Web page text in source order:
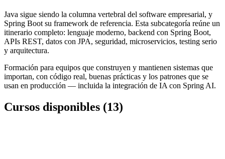
Java sigue siendo la columna vertebral del software empresarial, y
Spring Boot su framework de referencia. Esta subcategoría reúne un
itinerario completo: lenguaje moderno, backend con Spring Boot,
APIs REST, datos con JPA, seguridad, microservicios, testing serio
y arquitectura.
Formación para equipos que construyen y mantienen sistemas que
importan, con código real, buenas prácticas y los patrones que se
usan en producción — incluida la integración de IA con Spring AI.
Cursos disponibles (13)